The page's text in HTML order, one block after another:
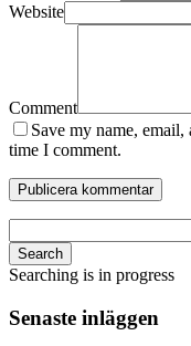
Website
Comment
Save my name,
time I comment.
Search
Searching is in progress
Senaste inläggen